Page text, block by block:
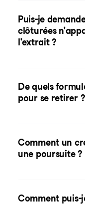
Puis-je
clôturées
l'extrait ?
De quels
pour se retirer ?
Comment un
une poursuite ?
Comment